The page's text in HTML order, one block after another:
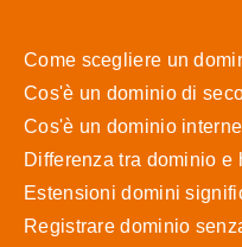
Come scegliere un
Cos'è un dominio di
Cos'è un dominio
Differenza tra dominio e
Estensioni domini
Registrare dominio